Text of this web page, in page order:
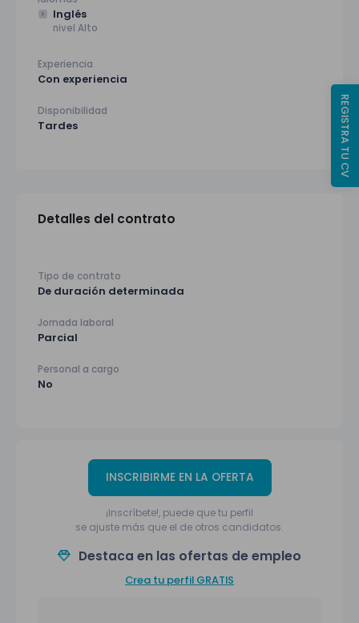
Inglés
nivel Alto
Experiencia
Con experiencia
Disponibilidad
Tardes
Detalles del contrato
Tipo de contrato
De duración determinada
Jornada laboral
Parcial
Personal a cargo
No
INSCRIBIRME EN LA OFERTA
¡Inscríbete!, puede que tu perfil
se ajuste más que el de otros candidatos.
Destaca en las ofertas de empleo
Crea tu perfil GRATIS
REGISTRA TU CV